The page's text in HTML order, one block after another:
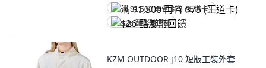
满 $1,500 再省 $75 (王道卡)
$26 酷澎幣回饋
KZM OUTDOOR j10 短版工裝外套